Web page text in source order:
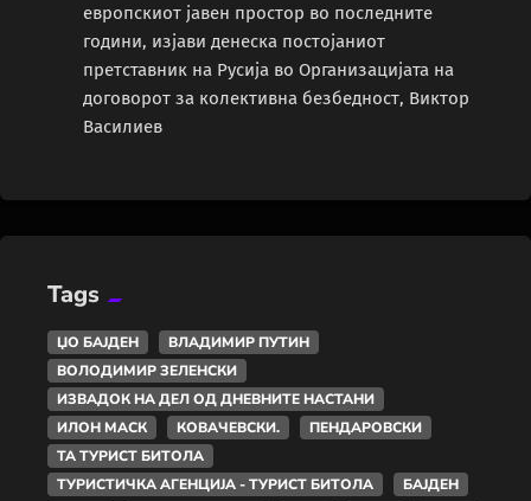
европскиот јавен простор во последните
години, изјави денеска постојаниот
претставник на Русија во Организацијата на
договорот за колективна безбедност, Виктор
Василиев
Tags
ЏО БАЈДЕН
ВЛАДИМИР ПУТИН
ВОЛОДИМИР ЗЕЛЕНСКИ
ИЗВАДОК НА ДЕЛ ОД ДНЕВНИТЕ НАСТАНИ
ИЛОН МАСК
КОВАЧЕВСКИ.
ПЕНДАРОВСКИ
ТА ТУРИСТ БИТОЛА
ТУРИСТИЧКА АГЕНЦИЈА - ТУРИСТ БИТОЛА
БАЈДЕН